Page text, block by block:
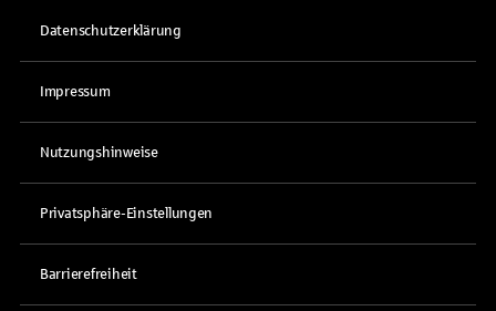
Datenschutzerklärung
Impressum
Nutzungshinweise
Privatsphäre-Einstellungen
Barrierefreiheit